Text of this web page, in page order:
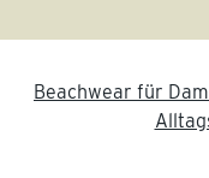
Beachwear für